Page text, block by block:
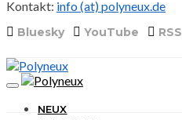
Kontakt: info (at) polyneux.de
Bluesky YouTube RSS
NEUX